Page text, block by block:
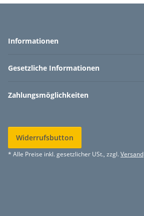
Informationen
Gesetzliche Informationen
Zahlungsmöglichkeiten
Widerrufsbutton
* Alle Preise inkl. gesetzlicher USt., zzgl.Versand